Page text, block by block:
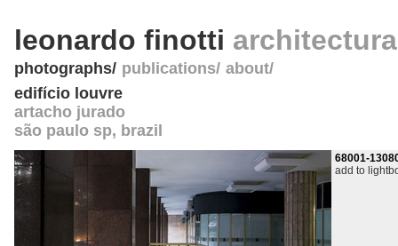
leonardo finotti
photographs publications about
edifício louvre
artacho jurado
são paulo sp, brazil
68001-
add to